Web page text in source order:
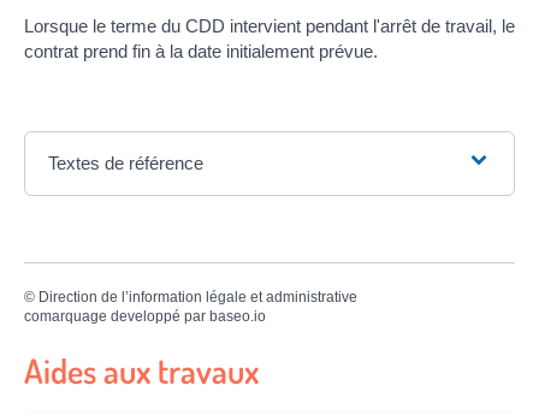
Lorsque le terme du CDD intervient pendant l'arrêt de travail, le
contrat prend fin à la date initialement prévue.
Textes de référence
© Direction de l’information légale et administrative
comarquage developpé par baseo.io
Aides aux travaux